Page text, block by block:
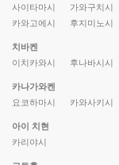
사이타마시
가와구치시
카와고에시
후지미노시
치바켄
이치카와시
후나바시시
카나가와켄
요코하마시
카와사키시
아이 치현
카리야시